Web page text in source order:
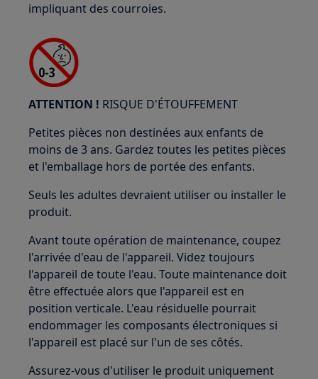
impliquant des courroies.
ATTENTION ! RISQUE D'ÉTOUFFEMENT
Petites pièces non destinées aux enfants de
moins de 3 ans. Gardez toutes les petites pièces
et l'emballage hors de portée des enfants.
Seuls les adultes devraient utiliser ou installer le
produit.
Avant toute opération de maintenance, coupez
l'arrivée d'eau de l'appareil. Videz toujours
l'appareil de toute l'eau. Toute maintenance doit
être effectuée alors que l'appareil est en
position verticale. L'eau résiduelle pourrait
endommager les composants électroniques si
l'appareil est placé sur l'un de ses côtés.
Assurez-vous d'utiliser le produit uniquement